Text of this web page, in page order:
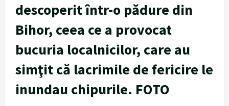
descoperit într-o pădure din
Bihor, ceea ce a provocat
bucuria localnicilor, care au
simţit că lacrimile de fericire le
inundau chipurile. FOTO